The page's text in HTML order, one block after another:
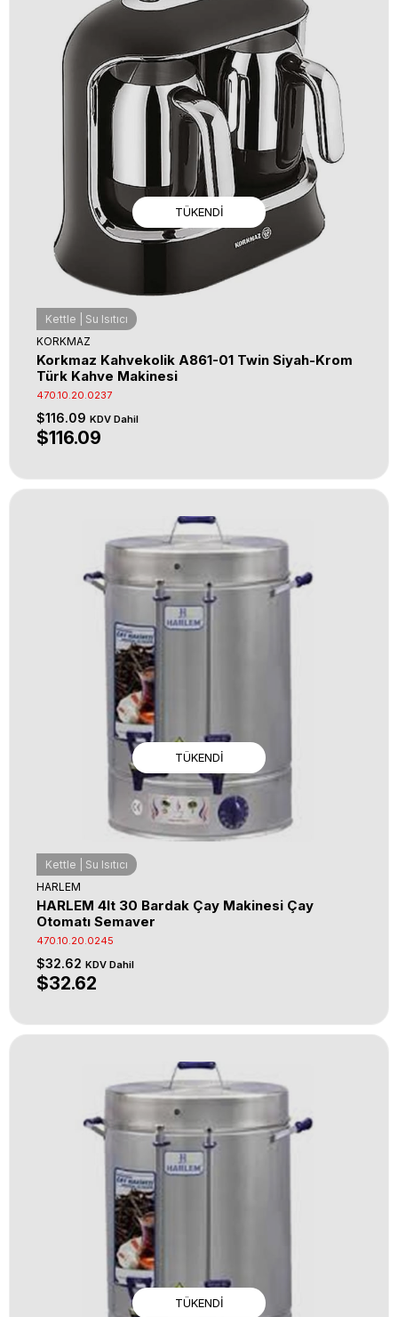
TÜKENDI
Kettle | Su Isıtıcı
KORKMAZ
Korkmaz Kahvekolik A861-01 Twin Siyah-Krom
Türk Kahve Makinesi
470.10.20.0237
$116.09 KDV Dahil
$116.09
TÜKENDI
Kettle | Su Isıtıcı
HARLEM
HARLEM 4lt 30 Bardak Çay Makinesi Çay
Otomatı Semaver
470.10.20.0245
$32.62 KDV Dahil
$32.62
TÜKENDI